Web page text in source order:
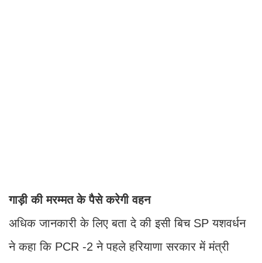
गाड़ी की मरम्मत के पैसे करेगी वहन
अधिक जानकारी के लिए बता दे की इसी बिच SP यशवर्धन
ने कहा कि PCR -2 ने पहले हरियाणा सरकार में मंत्री